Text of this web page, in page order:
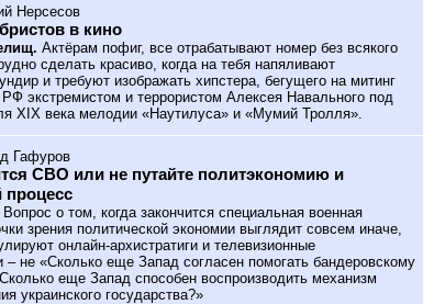
Нерсесов
в кино
Актёрам пофиг, все отрабатывают номер без всякого
сделать красиво, когда на тебя напяливают
и требуют изображать хипстера, бегущего на митинг
РФ экстремистом и террористом Алексея Навального под
XIX века мелодии «Наутилуса» и «Мумий Тролля».
Гафуров
СВО или не путайте политэкономию и
Вопрос о том, когда закончится специальная военная
зрения политической экономии выглядит совсем иначе,
онлайн-архистратиги и телевизионные
– не «Сколько еще Запад согласен помогать бандеровскому
еще Запад способен воспроизводить механизм
украинского государства?»